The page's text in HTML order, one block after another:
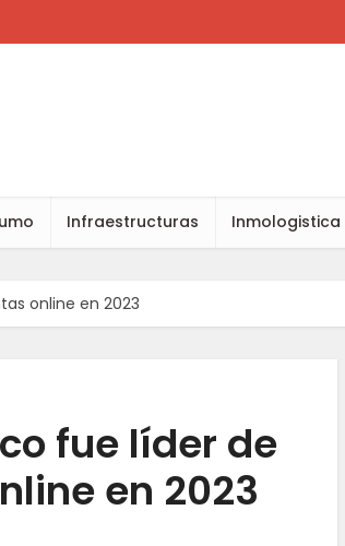
Infraestructuras Inmologistica
online en 2023
fue líder de
en 2023